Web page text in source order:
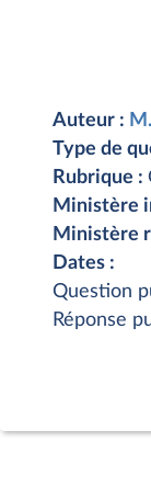
Auteur :
Type de
Rubrique :
Ministère
Ministère
Dates :
Question
Réponse